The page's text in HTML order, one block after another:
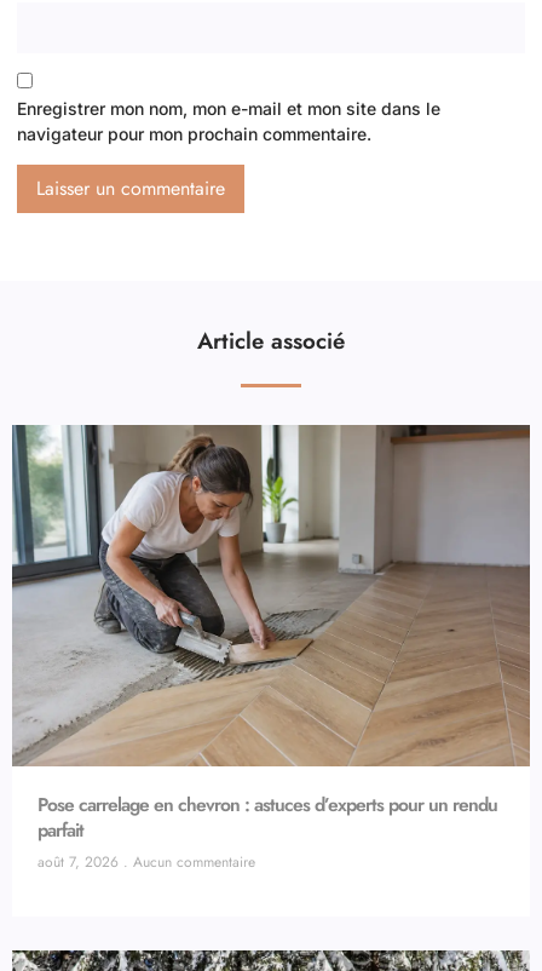
Enregistrer mon nom, mon e-mail et mon site dans le
navigateur pour mon prochain commentaire.
Article associé
Pose carrelage en chevron : astuces d’experts pour un rendu
parfait
août 7, 2026 Aucun commentaire